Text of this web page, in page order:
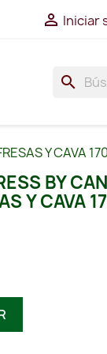
 Iniciar
search
Y CAVA
BY
Y CAVA